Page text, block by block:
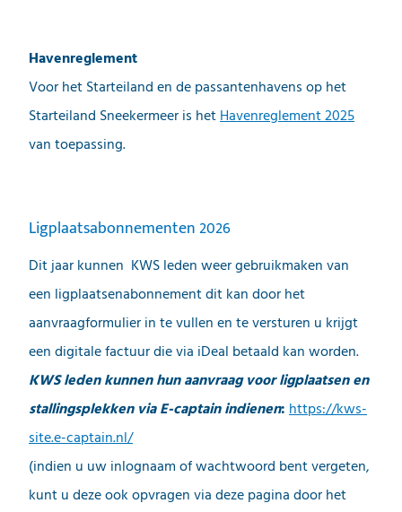
Havenreglement
Voor het Starteiland en de passantenhavens op het
Starteiland Sneekermeer is hetHavenreglement 2025
van toepassing.
Ligplaatsabonnementen 2026
Dit jaar kunnen KWS leden weer gebruikmaken van
een ligplaatsenabonnement dit kan door het
aanvraagformulier in te vullen en te versturen u krijgt
een digitale factuur die via iDeal betaald kan worden.
KWS leden kunnen hun aanvraag voor ligplaatsen en
stallingsplekken via E-captain indienen:https://kws-
site.e-captain.nl/
(indien u uw inlognaam of wachtwoord bent vergeten,
kunt u deze ook opvragen via deze pagina door het